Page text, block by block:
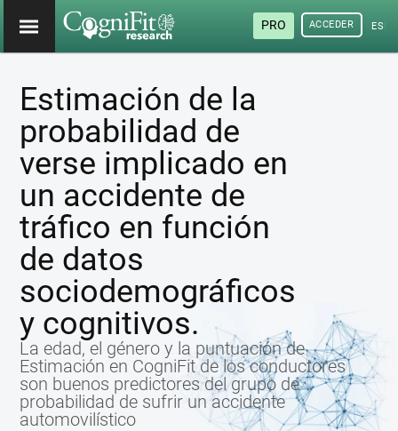
PRO ACCEDER
Estimación de la
probabilidad de
verse implicado en
un accidente de
tráfico en función
de datos
sociodemográficos
y cognitivos.
La edad, el género y la puntuación de
Estimación en CogniFit de los conductores
son buenos predictores del grupo de
probabilidad de sufrir un accidente
automovilístico